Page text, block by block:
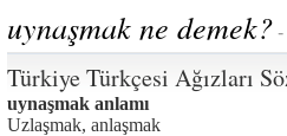
uynaşmak ne demek? -
Türkiye Türkçesi Ağızları
uynaşmak anlamı
Uzlaşmak, anlaşmak